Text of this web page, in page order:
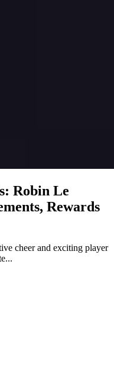
Robin Le
Rewards
cheer and exciting player